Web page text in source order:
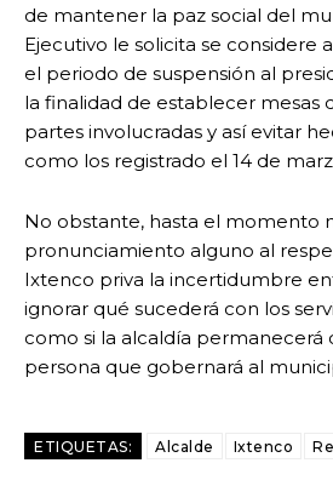
de mantener la paz social del
Ejecutivo le solicita se considere
el periodo de suspensión al
la finalidad de establecer mesas
partes involucradas y así evitar
como los registrado el 14 de
No obstante, hasta el momento
pronunciamiento alguno al
Ixtenco priva la incertidumbre
ignorar qué sucederá con los
como si la alcaldía permanecerá
persona que gobernará al
ETIQUETAS: Alcalde Ixtenco